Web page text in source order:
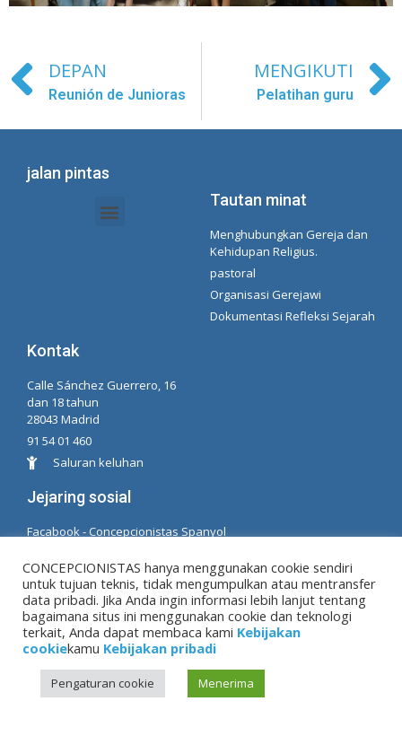
DEPAN
Reunión de Junioras
MENGIKUTI
Pelatihan guru
jalan pintas
Tautan minat
Menghubungkan Gereja dan
Kehidupan Religius.
pastoral
Organisasi Gerejawi
Dokumentasi Refleksi Sejarah
Kontak
Calle Sánchez Guerrero, 16
dan 18 tahun
28043 Madrid
91 54 01 460
Saluran keluhan
Jejaring sosial
Facabook - Concepcionistas Spanyol
© Hak Cipta MM. konsepsi. Dikembangkan oleh LC.
TL
Peringatan hukum| Kebijakan pribadi
CONCEPCIONISTAS hanya menggunakan cookie sendiri
untuk tujuan teknis, tidak mengumpulkan atau mentransfer
data pribadi. Jika Anda ingin informasi lebih lanjut tentang
bagaimana situs ini menggunakan cookie dan teknologi
terkait, Anda dapat membaca kami Kebijakan
cookiekamu Kebijakan pribadi
Pengaturan cookie Menerima